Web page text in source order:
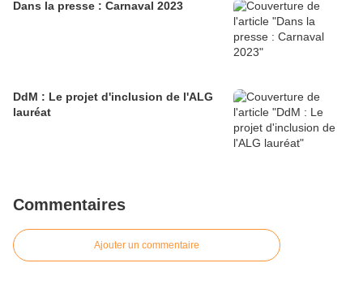
Dans la presse : Carnaval 2023
DdM : Le projet d'inclusion de l'ALG
lauréat
Commentaires
Ajouter un commentaire